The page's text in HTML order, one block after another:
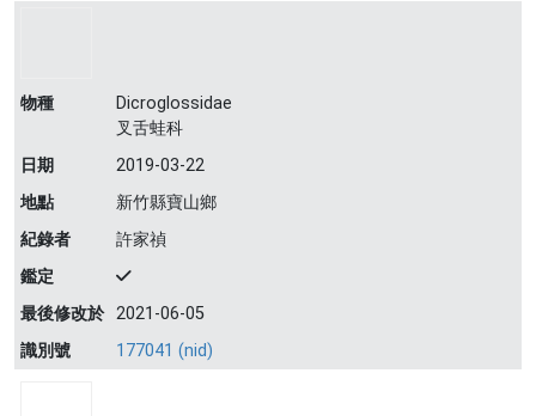
物種
Dicroglossidae
叉舌蛙科
日期
2019-03-22
地點
新竹縣寶山鄉
紀錄者
許家禎
鑑定
最後修改於 2021-06-05
識別號
177041 (nid)